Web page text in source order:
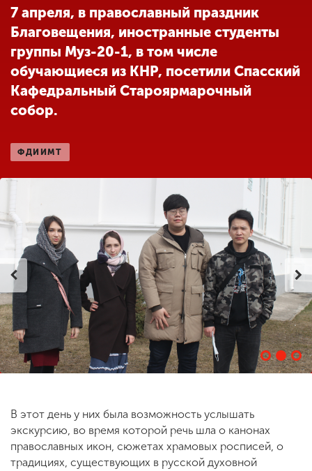
Международная
деятельность
Другие виды
деятельности
Студенческая жизнь
образовательной
организации
SPN CHI
Приемная
комиссия
7 апреля, в православный праздник
Благовещения, иностранные студенты
группы Муз-20-1, в том числе
обучающиеся из КНР, посетили Спасский
Кафедральный Староярмарочный
собор.
ФДИИМТ
В этот день у них была возможность услышать
экскурсию, во время которой речь шла о канонах
православных икон, сюжетах храмовых росписей, о
традициях, существующих в русской духовной